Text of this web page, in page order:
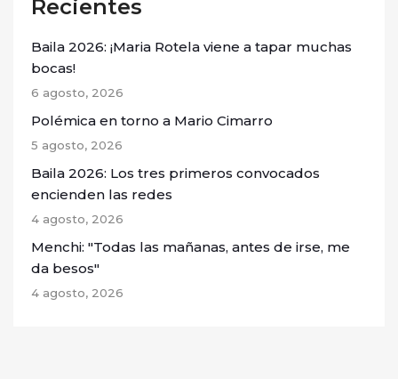
Recientes
Baila 2026: ¡Maria Rotela viene a tapar muchas
bocas!
6 agosto, 2026
Polémica en torno a Mario Cimarro
5 agosto, 2026
Baila 2026: Los tres primeros convocados
encienden las redes
4 agosto, 2026
Menchi: "Todas las mañanas, antes de irse, me
da besos"
4 agosto, 2026